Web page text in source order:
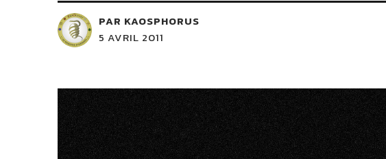
PAR KAOSPHORUS
5 AVRIL 2011